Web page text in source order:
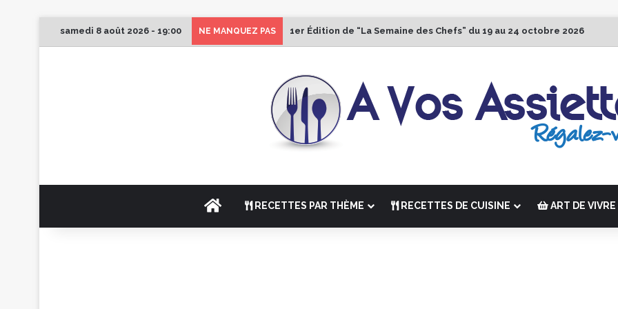
samedi 8 août 2026 - 19:00 NE MANQUEZ PAS 1er Édition de “La Semaine des Chefs” du 19 au 24 octobre 2026
ACCUEILRECETTES PAR THÈME RECETTES DE CUISINE ART DE VIVRE